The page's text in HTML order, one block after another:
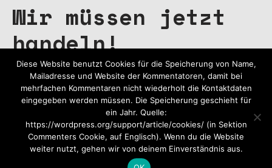
Wir müssen jetzt
handeln!
Spenden Aktiv werden!
Kontakt Newsletter Blog
Diese Website benutzt Cookies für die Speicherung von Name,
Mailadresse und Website der Kommentatoren, damit bei
mehrfachen Kommentaren nicht wiederholt die Kontaktdaten
eingegeben werden müssen. Die Speicherung geschieht für
ein Jahr. Quelle:
https://wordpress.org/support/article/cookies/ (in Sektion
Commenters Cookie, auf Englisch). Wenn du die Website
weiter nutzt, gehen wir von deinem Einverständnis aus.